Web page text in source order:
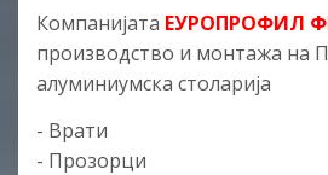
Компанијата ЕУРОПРОФИЛ
производство и монтажа на
алуминиумска столарија
- Врати
- Прозорци